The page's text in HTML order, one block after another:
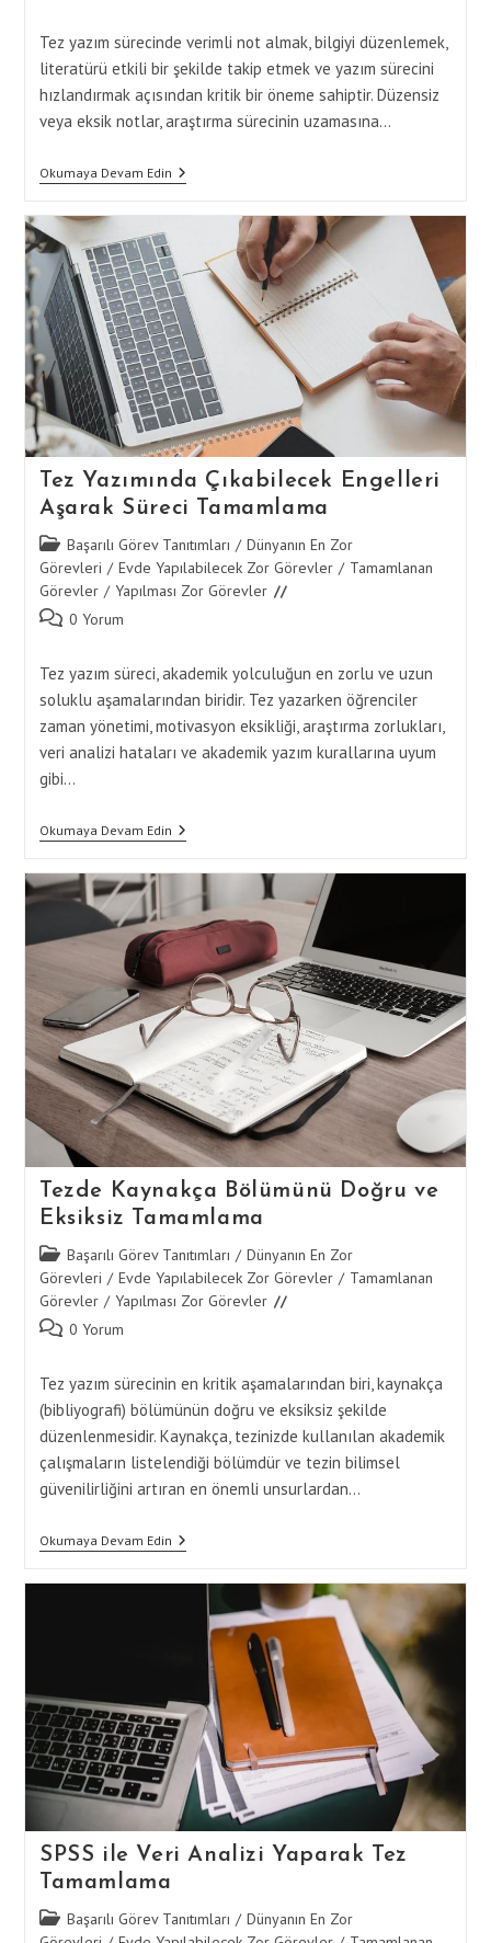
Tez yazım sürecinde verimli not almak, bilgiyi düzenlemek,
literatürü etkili bir şekilde takip etmek ve yazım sürecini
hızlandırmak açısından kritik bir öneme sahiptir. Düzensiz
veya eksik notlar, araştırma sürecinin uzamasına…
Okumaya Devam EdinTez
Yazımında
Ile
Süreci
Kolaylaştırarak
Tamamlama
Tez Yazımında Çıkabilecek Engelleri
Aşarak Süreci Tamamlama
Post
category:
Başarılı Görev Tanıtımları / Dünyanın En Zor
Görevleri / Evde Yapılabilecek Zor Görevler / Tamamlanan
Görevler / Yapılması Zor Görevler
Post 0 Yorum
Tez yazım süreci, akademik yolculuğun en zorlu ve uzun
soluklu aşamalarından biridir. Tez yazarken öğrenciler
zaman yönetimi, motivasyon eksikliği, araştırma zorlukları,
veri analizi hataları ve akademik yazım kurallarına uyum
gibi…
Okumaya Devam EdinTez
Aşarak
Süreci
Tamamlama
Tezde Kaynakça Bölümünü Doğru ve
Eksiksiz Tamamlama
Post
category:
Başarılı Görev Tanıtımları / Dünyanın En Zor
Görevleri / Evde Yapılabilecek Zor Görevler / Tamamlanan
Görevler / Yapılması Zor Görevler
Post 0 Yorum
Tez yazım sürecinin en kritik aşamalarından biri, kaynakça
(bibliyografi) bölümünün doğru ve eksiksiz şekilde
düzenlenmesidir. Kaynakça, tezinizde kullanılan akademik
çalışmaların listelendiği bölümdür ve tezin bilimsel
güvenilirliğini artıran en önemli unsurlardan…
Okumaya Devam EdinTezde
Doğru
Eksiksiz
Tamamlama
SPSS ile Veri Analizi Yaparak Tez
Tamamlama
Post Başarılı Görev Tanıtımları / Dünyanın En Zor